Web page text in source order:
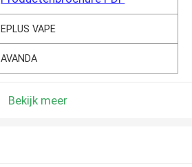
EPLUS VAPE
AVANDA
Bekijk meer